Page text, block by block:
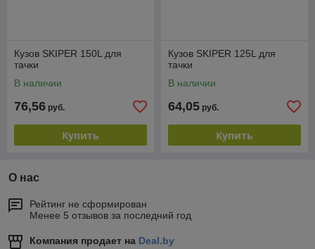
Кузов SKIPER 150L для
тачки
В наличии
76,56 руб.
Купить
Кузов SKIPER 125L для
тачки
В наличии
64,05 руб.
Купить
О нас
Рейтинг не сформирован
Менее 5 отзывов за последний год
Компания продает на Deal.by